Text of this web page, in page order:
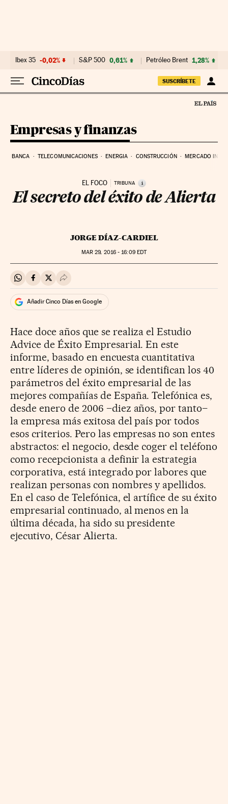
Ibex 35 -0,02% S&P 500 0,61% Petróleo Brent 1,28%
SUSCRÍBETE
Empresas y finanzas
BANCA TELECOMUNICACIONES ENERGIA CONSTRUCCIÓN MERCADO
EL FOCO TRIBUNA i
El secreto del éxito de Alierta
JORGE DÍAZ-CARDIEL
MAR 29, 2016 - 16:09EDT
Compartir en Whatsapp
Compartir en Facebook
Compartir en Twitter
Desplegar Redes Sociales
Añadir Cinco Días en Google
Hace doce años que se realiza el Estudio
Advice de Éxito Empresarial. En este
informe, basado en encuesta cuantitativa
entre líderes de opinión, se identifican los 40
parámetros del éxito empresarial de las
mejores compañías de España. Telefónica es,
desde enero de 2006 –diez años, por tanto–
la empresa más exitosa del país por todos
esos criterios. Pero las empresas no son entes
abstractos: el negocio, desde coger el teléfono
como recepcionista a definir la estrategia
corporativa, está integrado por labores que
realizan personas con nombres y apellidos.
En el caso de Telefónica, el artífice de su éxito
empresarial continuado, al menos en la
última década, ha sido su presidente
ejecutivo, César Alierta.